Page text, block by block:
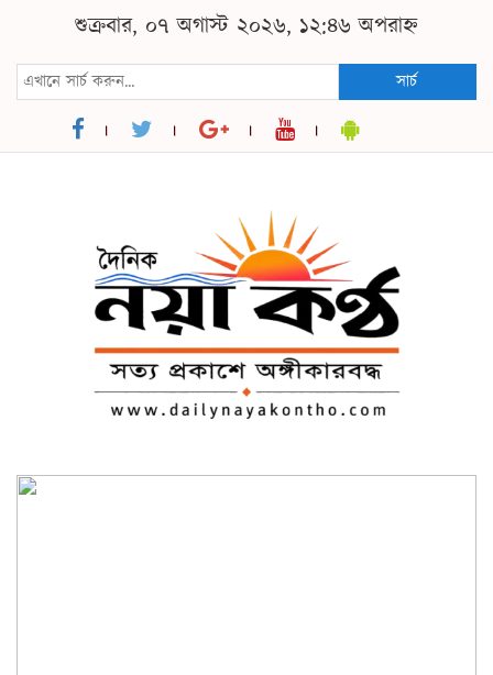
শুক্রবার, ০৭ অগাস্ট ২০২৬, ১২:৪৬ অপরাহ্ন
সার্চ